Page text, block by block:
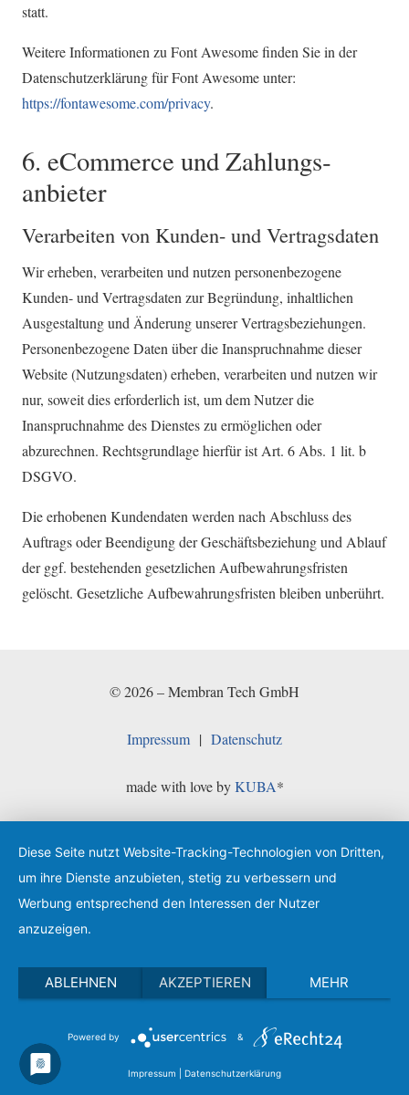
statt.
Weitere Informationen zu Font Awesome finden Sie in der
Datenschutzerklärung für Font Awesome unter:
https://fontawesome.com/privacy.
6. eCommerce und Zahlungs­
anbieter
Verarbeiten von Kunden- und Vertragsdaten
Wir erheben, verarbeiten und nutzen personenbezogene
Kunden- und Vertragsdaten zur Begründung, inhaltlichen
Ausgestaltung und Änderung unserer Vertragsbeziehungen.
Personenbezogene Daten über die Inanspruchnahme dieser
Website (Nutzungsdaten) erheben, verarbeiten und nutzen wir
nur, soweit dies erforderlich ist, um dem Nutzer die
Inanspruchnahme des Dienstes zu ermöglichen oder
abzurechnen. Rechtsgrundlage hierfür ist Art. 6 Abs. 1 lit. b
DSGVO.
Die erhobenen Kundendaten werden nach Abschluss des
Auftrags oder Beendigung der Geschäftsbeziehung und Ablauf
der ggf. bestehenden gesetzlichen Aufbewahrungsfristen
gelöscht. Gesetzliche Aufbewahrungsfristen bleiben unberührt.
© 2026 – Membran Tech GmbH
Impressum | Datenschutz
made with love byKUBA*
Diese Seite nutzt Website-Tracking-Technologien von Dritten,
um ihre Dienste anzubieten, stetig zu verbessern und
Werbung entsprechend den Interessen der Nutzer
anzuzeigen.
ABLEHNEN AKZEPTIEREN MEHR
Powered by &
Impressum Datenschutzerklärung